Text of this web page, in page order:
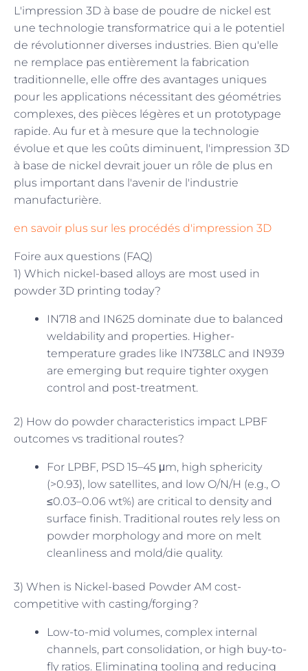
L'impression 3D à base de poudre de nickel est
une technologie transformatrice qui a le potentiel
de révolutionner diverses industries. Bien qu'elle
ne remplace pas entièrement la fabrication
traditionnelle, elle offre des avantages uniques
pour les applications nécessitant des géométries
complexes, des pièces légères et un prototypage
rapide. Au fur et à mesure que la technologie
évolue et que les coûts diminuent, l'impression 3D
à base de nickel devrait jouer un rôle de plus en
plus important dans l'avenir de l'industrie
manufacturière.
en savoir plus sur les procédés d'impression 3D
Foire aux questions (FAQ)
1) Which nickel-based alloys are most used in
powder 3D printing today?
IN718 and IN625 dominate due to balanced
weldability and properties. Higher-
temperature grades like IN738LC and IN939
are emerging but require tighter oxygen
control and post-treatment.
2) How do powder characteristics impact LPBF
outcomes vs traditional routes?
For LPBF, PSD 15–45 μm, high sphericity
(>0.93), low satellites, and low O/N/H (e.g., O
≤0.03–0.06 wt%) are critical to density and
surface finish. Traditional routes rely less on
powder morphology and more on melt
cleanliness and mold/die quality.
3) When is Nickel-based Powder AM cost-
competitive with casting/forging?
Low-to-mid volumes, complex internal
channels, part consolidation, or high buy-to-
fly ratios. Eliminating tooling and reducing